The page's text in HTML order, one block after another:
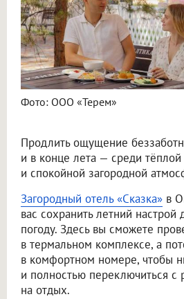
Фото: ООО «Терем»
Продлить ощущение
и в конце лета — среди
и спокойной загородной
Загородный отель «Сказка» в
вас сохранить летний
погоду. Здесь вы сможете
в термальном комплексе, а
в комфортном номере, чтобы
и полностью переключиться с
на отдых.